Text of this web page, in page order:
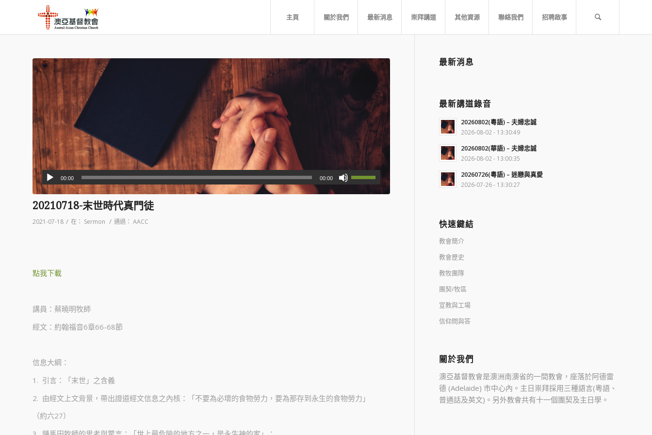
主頁 關於我們 最新消息 崇拜講道 其他資源 聯絡我們 招聘啟事
00:00 00:00
20210718-末世時代真門徒
2021-07-18 / 在： Sermon / 通過： AACC
點我下載
講員：蔡曉明牧師
經文：約翰福音6章66-68節
信息大綱：
1. 引言：「末世」之含義
2. 由經文上文背景，帶出證道經文信息之內核：「不要為必壞的食物勞力，要為那存到永生的食物勞力」
（約六27）
最新消息
最新講道錄音
20260802(粵語) – 夫婦忠誠
2026-08-02 - 13:30:49
20260802(華語) – 夫婦忠誠
2026-08-02 - 13:00:35
20260726(粵語) – 迷戀與真愛
2026-07-26 - 13:30:27
快速鍵結
教會簡介
教會歷史
教牧團隊
團契/牧區
宣教與工場
信仰問與答
關於我們
澳亞基督教會是澳洲南澳省的一間教會，座落於阿德雷
德 (Adelaide) 市中心內。主日祟拜採用三種語言(粵語、
普通話及英文)。另外教會共有十一個團契及主日學。